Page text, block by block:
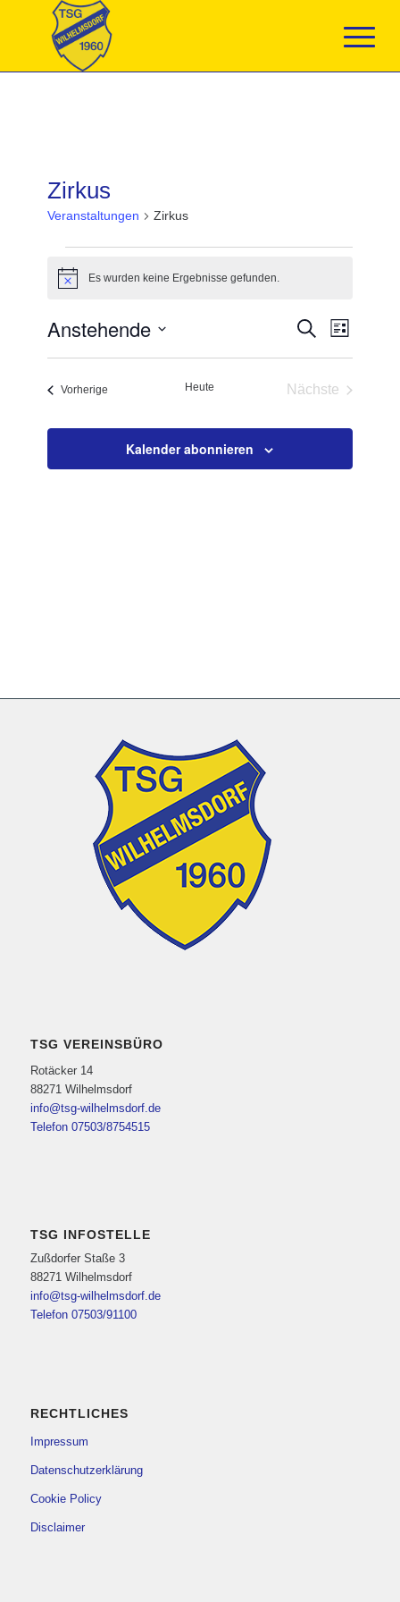
Zirkus
Veranstaltungen Zirkus
HinweisEs wurden keine Ergebnisse gefunden.
Suche
und
Navigation
Suche
Liste
Anstehende
Vorherige VeranstaltungenHeute
Nächste
Kalender abonnieren
TSG VEREINSBÜRO
Rotäcker 14
88271 Wilhelmsdorf
info@tsg-wilhelmsdorf.de
Telefon 07503/8754515
TSG INFOSTELLE
Zußdorfer Staße 3
88271 Wilhelmsdorf
info@tsg-wilhelmsdorf.de
Telefon 07503/91100
RECHTLICHES
Impressum
Datenschutzerklärung
Cookie Policy
Disclaimer